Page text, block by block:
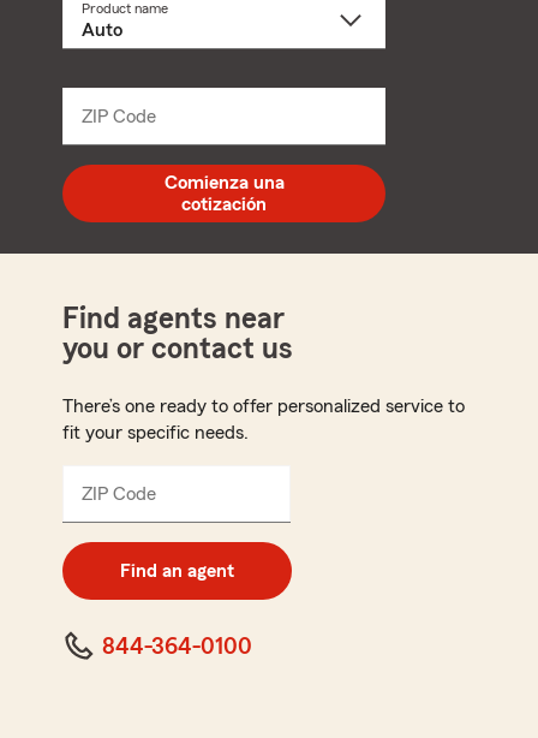
Product name
ZIP Code
digit
zip
code
Comienza una
cotización
Find agents near
you or contact us
There’s one ready to offer personalized service to
fit your specific needs.
ZIP Code
digit
code
Find an agent
844-364-0100